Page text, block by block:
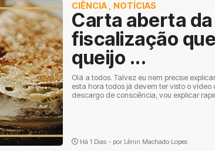
CIÊNCIA NOTÍCIAS
Carta aberta da
fiscalização
queijo ...
Olá a todos. Talvez eu nem precise
esta hora todos já devem ter visto o vídeo
descargo de consciência, vou explicar
Há 1 Dias - por Lênin Machado Lopes